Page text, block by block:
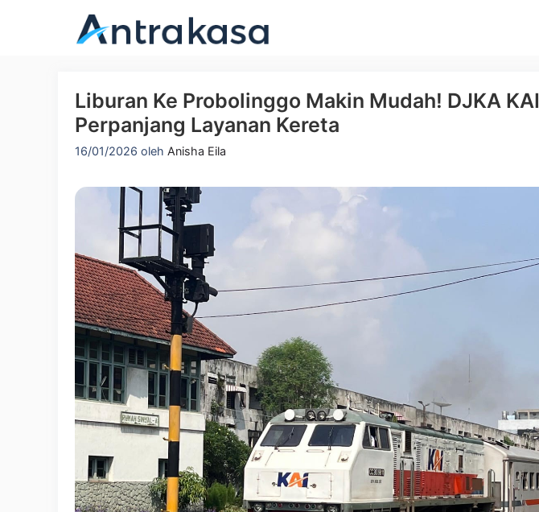
Liburan Ke Probolinggo Makin Mudah! DJKA
Perpanjang Layanan Kereta
16/01/2026 oleh Anisha Eila